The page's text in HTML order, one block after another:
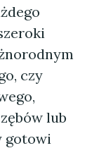
czy
lub
gotowi